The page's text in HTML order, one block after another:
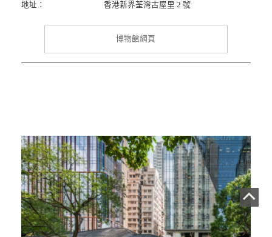
地址：
香港新界荃灣古屋里 2 號
博物館網頁